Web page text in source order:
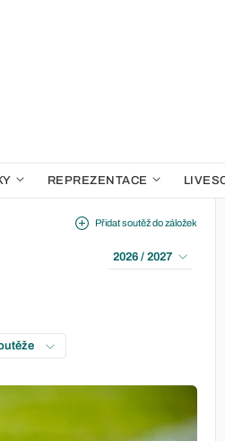
REPREZENTACE
Přidat soutěž do záložek
2026 / 2027